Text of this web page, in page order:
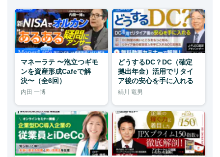
マネーラテ 〜泡立つギモ
ンを資産形成Cafeで解
決〜（全6回）
内田 一博
どうするDC？DC（確定
拠出年金）活用でリタイ
ア後の安心を手に入れる
絹川 竜男